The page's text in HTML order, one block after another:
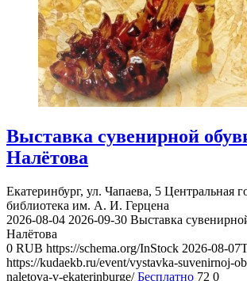
Выставка сувенирной
Налётова
Екатеринбург, ул. Чапаева, 5 Центральная
библиотека им. А. И. Герцена
2026-08-04 2026-09-30 Выставка
Налётова
0 RUB https://schema.org/InStock 2026-08-
https://kudaekb.ru/event/vystavka-suvenirnoj-
naletova-v-ekaterinburge/ Бесплатно 72 0